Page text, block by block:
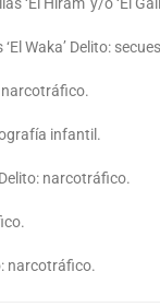
Waka’ Delito:
infantil.
narcotráfico.
narcotráfico.